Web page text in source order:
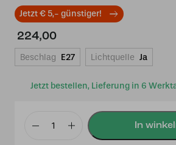
Jetzt € 5,- günstiger!
Jetzt bestellen, Lieferung in 6
224,00
Beschlag E27 Lichtquelle Ja
Hängelampe